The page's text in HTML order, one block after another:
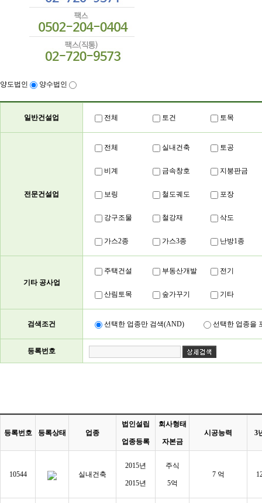
양도법인 양수법인
일반건설업 전체 토건 토목
전문건설업
전체 실내건축 토공
비계 금속창호 지붕판금
보링 철도궤도 포장
강구조물 철강재 삭도
가스2종 가스3종 난방1종
기타 공사업
주택건설 부동산개발 전기
산림토목 숲가꾸기 기타
검색조건 선택한 업종만 검색(AND) 선택한 업종을
등록번호
등록번호 등록상태 업종
법인설립
업종등록
회사형태
자본금
시공능력 3
10544 실내건축
2015년
2015년
주식
5억
7 억